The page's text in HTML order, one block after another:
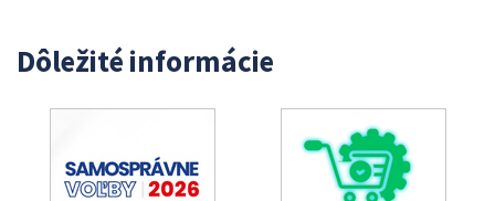
Dôležité informácie